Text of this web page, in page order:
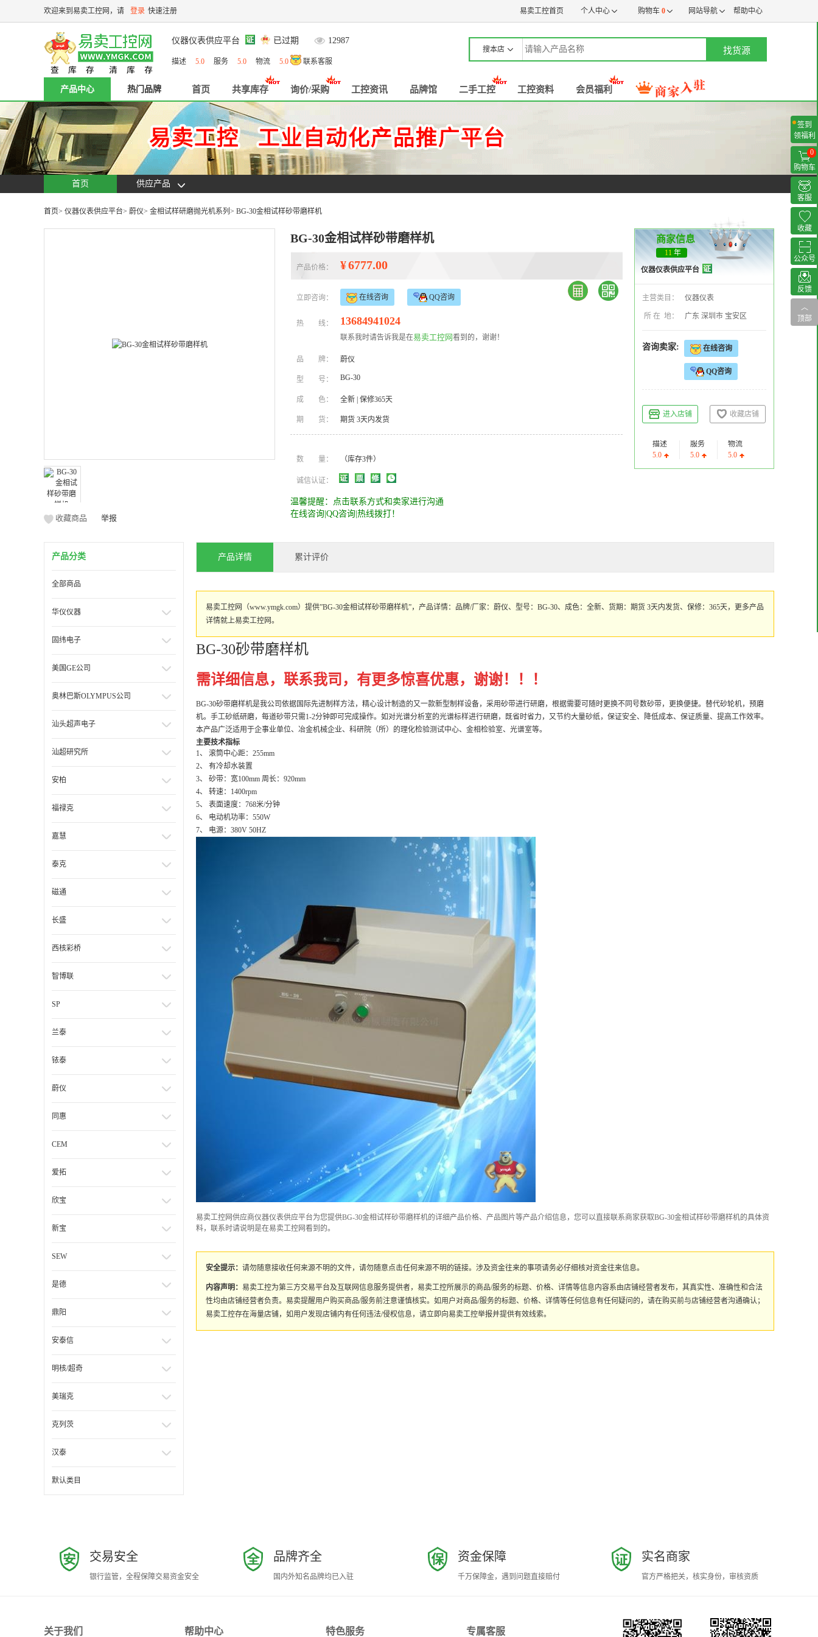
欢迎来到易卖工控网，请 登录 快速注册 易卖工控首页 个人中心 购物车 0 网站导航 帮助中心
仪器仪表供应平台 已过期 12987
描述 5.0 服务 5.0 物流 5.0 联系客服
搜本店 找货源
产品中心 热门品牌 首页 共享库存 询价/采购 工控资讯 品牌馆 二手工控 工控资料 会员福利
首页 供应产品
首页> 仪器仪表供应平台> 蔚仪> 金相试样研磨抛光机系列 > BG-30金相试样砂带磨样机
收藏商品 举报
BG-30金相试样砂带磨样机
产品价格： ¥6777.00
立即咨询： 在线咨询 QQ咨询
热 线： 13684941024
联系我时请告诉我是在易卖工控网看到的，谢谢！
品 牌： 蔚仪
型 号： BG-30
成 色： 全新 保修365天
期 货： 期货 3天内发货
数 量： （库存3件）
诚信认证：
温馨提醒：点击联系方式和卖家进行沟通
在线咨询|QQ咨询|热线拨打！
商家信息
11 年
仪器仪表供应平台
主营类目： 仪器仪表
所 在 地： 广东 深圳市 宝安区
咨询卖家: 在线咨询
QQ咨询
进入店铺 收藏店铺
描述
5.0
服务
5.0
物流
5.0
产品分类
全部商品
华仪仪器
固纬电子
美国GE公司
奥林巴斯OLYMPUS公司
汕头超声电子
汕超研究所
安柏
福禄克
嘉慧
泰克
磁通
长盛
西核彩桥
智博联
SP
兰泰
铱泰
蔚仪
同惠
CEM
爱拓
欣宝
新宝
SEW
是德
鼎阳
安泰信
明核/超奇
美瑞克
克列茨
汉泰
默认类目
产品详情 累计评价
易卖工控网（www.ymgk.com）提供”BG-30金相试样砂带磨样机”，产品详情：品牌/厂家：蔚仪、型号：BG-30、成色：全新、货期：期货 3天内发货、保修：365天，更多产品
详情就上易卖工控网。
BG-30砂带磨样机
需详细信息，联系我司，有更多惊喜优惠，谢谢！！！
BG-30砂带磨样机是我公司依据国际先进制样方法，精心设计制造的又一款新型制样设备，采用砂带进行研磨，根据需要可随时更换不同号数砂带，更换便捷。替代砂轮机，预磨
机。手工砂纸研磨，每道砂带只需1-2分钟即可完成操作。如对光谱分析室的光谱标样进行研磨，既省时省力，又节约大量砂纸，保证安全、降低成本、保证质量、提高工作效率。
本产品广泛适用于企事业单位、冶金机械企业、科研院（所）的理化检验测试中心、金相检验室、光谱室等。
主要技术指标
1、 滚筒中心距：255mm
2、 有冷却水装置
3、 砂带：宽100mm 周长：920mm
4、 转速：1400rpm
5、 表面速度：768米/分钟
6、 电动机功率：550W
7、 电源：380V 50HZ
易卖工控网供应商仪器仪表供应平台为您提供BG-30金相试样砂带磨样机的详细产品价格、产品图片等产品介绍信息，您可以直接联系商家获取BG-30金相试样砂带磨样机的具体资
料，联系时请说明是在易卖工控网看到的。
安全提示： 请勿随意接收任何来源不明的文件，请勿随意点击任何来源不明的链接。涉及资金往来的事项请务必仔细核对资金往来信息。
内容声明： 易卖工控为第三方交易平台及互联网信息服务提供者，易卖工控所展示的商品/服务的标题、价格、详情等信息内容系由店铺经营者发布，其真实性、准确性和合法
性均由店铺经营者负责。易卖提醒用户购买商品/服务前注意谨慎核实。如用户对商品/服务的标题、价格、详情等任何信息有任何疑问的，请在购买前与店铺经营者沟通确认；
易卖工控存在海量店铺，如用户发现店铺内有任何违法/侵权信息，请立即向易卖工控举报并提供有效线索。
交易安全
银行监管，全程保障交易资金安全
品牌齐全
国内外知名品牌均已入驻
资金保障
千万保障金，遇到问题直接赔付
实名商家
官方严格把关，核实身份，审核资质
关于我们 帮助中心 特色服务 专属客服
签到
领福利
0
购物车
客服
收藏
公众号
反馈
︿
顶部